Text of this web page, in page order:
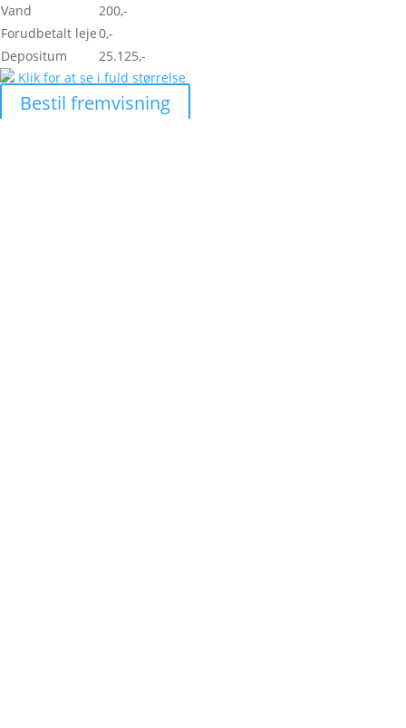
Vand
200,-
Forudbetalt leje0,-
Depositum
25.125,-
Klik for at se i fuld størrelse
Bestil fremvisning